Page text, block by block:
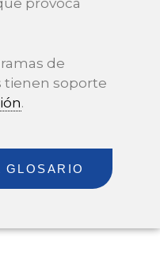
provoca
de
tienen soporte
.